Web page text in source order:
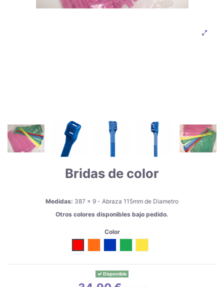
Bridas de color
Medidas: 387 x 9 - Abraza 115mm de Diametro
Otros colores disponibles bajo pedido.
Color
Disponible